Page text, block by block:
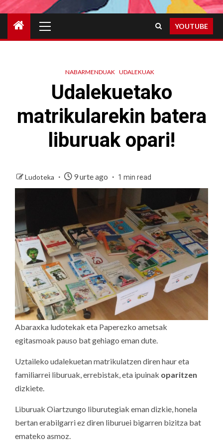
Menu
YOUTUBE
NABARMENDUAK UDALEKUAK
Udalekuetako
matrikularekin batera
liburuak opari!
Ludoteka 9 urte ago 1 min read
Abaraxka ludotekak eta Paperezko ametsak
egitasmoak pauso bat gehiago eman dute.
Uztaileko udalekuetan matrikulatzen diren haur eta
familiarrei liburuak, errebistak, eta ipuinak oparitzen
dizkiete.
Liburuak Oiartzungo liburutegiak eman dizkie, honela
bertan erabilgarri ez diren liburuei bigarren bizitza bat
emateko asmoz.